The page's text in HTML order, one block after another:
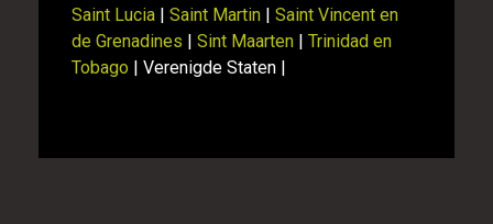
Saint Lucia | Saint Martin | Saint Vincent en
de Grenadines | Sint Maarten | Trinidad en
Tobago | Verenigde Staten |